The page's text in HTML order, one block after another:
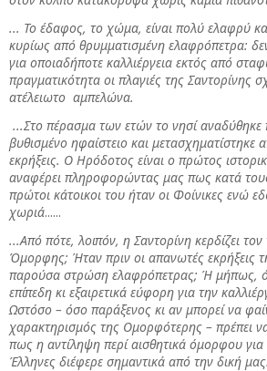
... Το έδαφος, το χώμα, είναι πολύ ελαφρύ
κυρίως από θρυμματισμένη ελαφρόπετρα:
για οποιαδήποτε καλλιέργεια εκτός από
πραγματικότητα οι πλαγιές της Σαντορίνης
ατέλειωτο αμπελώνα.
...Στο πέρασμα των ετών το νησί
βυθισμένο ηφαίστειο και μετασχηματίστηκε
εκρήξεις. Ο Ηρόδοτος είναι ο πρώτος
αναφέρει πληροφορώντας μας πως κατά
πρώτοι κάτοικοι του ήταν οι Φοίνικες ενώ
χωριά......
...Από πότε, λοιπόν, η Σαντορίνη κερδίζει τον
Όμορφης; Ήταν πριν οι απανωτές εκρήξεις
παρούσα στρώση ελαφρόπετρας; Ή μήπως,
επίπεδη κι εξαιρετικά εύφορη για την
Ωστόσο – όσο παράξενος κι αν μπορεί να
χαρακτηρισμός της Ομορφότερης – πρέπει
πως η αντίληψη περί αισθητικά όμορφου
Έλληνες διέφερε σημαντικά από την δική μας.